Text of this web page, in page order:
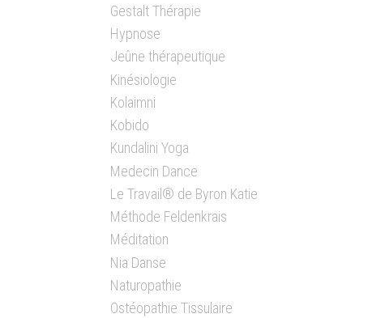
Gestalt Thérapie
Hypnose
Jeûne thérapeutique
Kinésiologie
Kolaimni
Kobido
Kundalini Yoga
Medecin Dance
Le Travail® de Byron Katie
Méthode Feldenkrais
Méditation
Nia Danse
Naturopathie
Ostéopathie Tissulaire